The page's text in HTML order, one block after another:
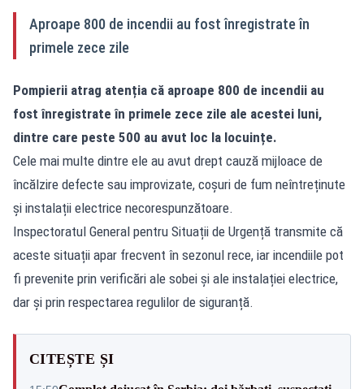
Aproape 800 de incendii au fost înregistrate în
primele zece zile
Pompierii atrag atenția că aproape 800 de incendii au
fost înregistrate în primele zece zile ale acestei luni,
dintre care peste 500 au avut loc la locuințe.
Cele mai multe dintre ele au avut drept cauză mijloace de
încălzire defecte sau improvizate, coșuri de fum neîntreținute
și instalații electrice necorespunzătoare.
Inspectoratul General pentru Situații de Urgență transmite că
aceste situații apar frecvent în sezonul rece, iar incendiile pot
fi prevenite prin verificări ale sobei și ale instalației electrice,
dar și prin respectarea regulilor de siguranță.
CITEȘTE ȘI